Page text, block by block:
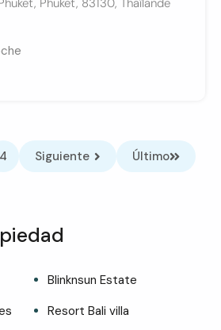
Phuket, 83130, Thaïlande
4 Siguiente Último
Blinknsun Estate
Resort Bali villa